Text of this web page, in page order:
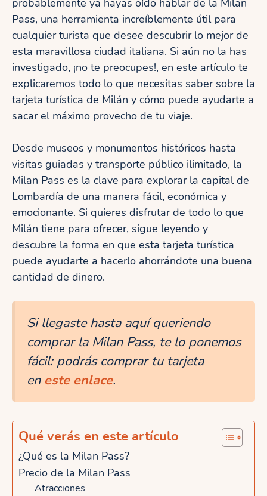
probablemente ya hayas oído hablar de la Milan
Pass, una herramienta increíblemente útil para
cualquier turista que desee descubrir lo mejor de
esta maravillosa ciudad italiana. Si aún no la has
investigado, ¡no te preocupes!, en este artículo te
explicaremos todo lo que necesitas saber sobre la
tarjeta turística de Milán y cómo puede ayudarte a
sacar el máximo provecho de tu viaje.
Desde museos y monumentos históricos hasta
visitas guiadas y transporte público ilimitado, la
Milan Pass es la clave para explorar la capital de
Lombardía de una manera fácil, económica y
emocionante. Si quieres disfrutar de todo lo que
Milán tiene para ofrecer, sigue leyendo y
descubre la forma en que esta tarjeta turística
puede ayudarte a hacerlo ahorrándote una buena
cantidad de dinero.
Si llegaste hasta aquí queriendo
comprar la Milan Pass, te lo ponemos
fácil: podrás comprar tu tarjeta
en este enlace.
Qué verás en este artículo
¿Qué es la Milan Pass?
Precio de la Milan Pass
Atracciones